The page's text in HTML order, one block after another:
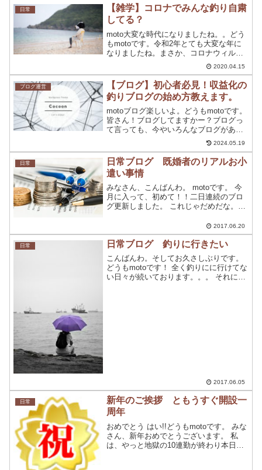
日常
【雑学】コロナでみんな釣り自粛
してる？
moto大変な時代になりましたね。。どう
もmotoです。令和2年とても大変な年に
なりましたね。まさか、コロナウィルス
パニックが起こるなんて誰もが思っても
いませんでしたよね。各業界も大打撃を
受けていますし、国民のみんなも大変な
苦労をしていると...
2020.04.15
ブログ運営
【ブログ】初心者必見！収益化の
釣りブログの始め方教えます。
motoブログ楽しいよ。どうもmotoです。
皆さん！ブログしてますかー？ブログっ
て言っても、今やいろんなブログがあり
ますよね。 情報系ブログ アフィブログ
レビューブログ 日常ブログ 雑記ブログ
専門ブログなど様々なブログがあり、ネ
ットで調...
2024.05.19
日常
日常ブログ 既婚者のリアルお小
遣い事情
みなさん、こんばんわ。 motoです。 今
月に入って、初めて！！二日連続のブロ
グ更新しました。 これじゃだめだな。。
ついて書いていきんですが ホントに！！
独身の方は、釣り具にお金をもっとかけ
るべき！！ ...
2017.06.20
日常 日常ブログ 釣りに行きたい
こんばんわ。そしてお久さしぶりです。
どうもmotoです！ 全く釣りにに行けてな
い日々が続いております。。。 それに
2017.06.05
日常
新年のご挨拶 ともうすぐ開設一
周年
おめでとう はい!!どうもmotoです。 みな
さん、新年おめでとうございます。 私
は、やっと地獄の10連勤が終わり本日や